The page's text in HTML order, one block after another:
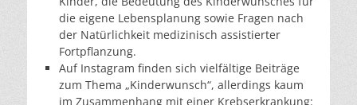
die eigene Lebensplanung sowie Fragen nach
der Natürlichkeit medizinisch assistierter
Fortpflanzung.
Auf Instagram finden sich vielfältige Beiträge
zum Thema „Kinderwunsch“, allerdings kaum
im Zusammenhang mit einer Krebserkrankung: